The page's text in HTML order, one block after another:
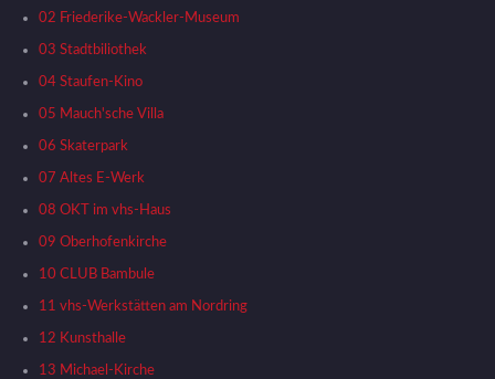
02 Friederike-Wackler-Museum
03 Stadtbiliothek
04 Staufen-Kino
05 Mauch'sche Villa
06 Skaterpark
07 Altes E-Werk
08 OKT im vhs-Haus
09 Oberhofenkirche
10 CLUB Bambule
11 vhs-Werkstätten am Nordring
12 Kunsthalle
13 Michael-Kirche